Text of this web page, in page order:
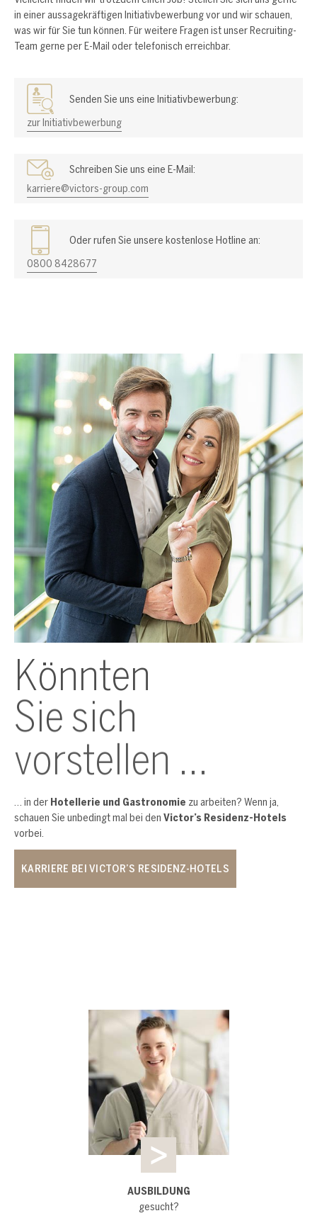
in einer aussagekräftigen Initiativbewerbung vor und wir schauen,
was wir für Sie tun können. Für weitere Fragen ist unser Recruiting-
Team gerne per E-Mail oder telefonisch erreichbar.
Senden Sie uns eine Initiativbewerbung:
zur Initiativbewerbung
Schreiben Sie uns eine E-Mail:
karriere@victors-group.com
Oder rufen Sie unsere kostenlose Hotline an:
0800 8428677
Könnten
Sie sich
vorstellen …
… in der Hotellerie und Gastronomie zu arbeiten? Wenn ja,
schauen Sie unbedingt mal bei den Victor’s Residenz-Hotels
vorbei.
KARRIERE BEI VICTOR’S RESIDENZ-HOTELS
AUSBILDUNG
gesucht?